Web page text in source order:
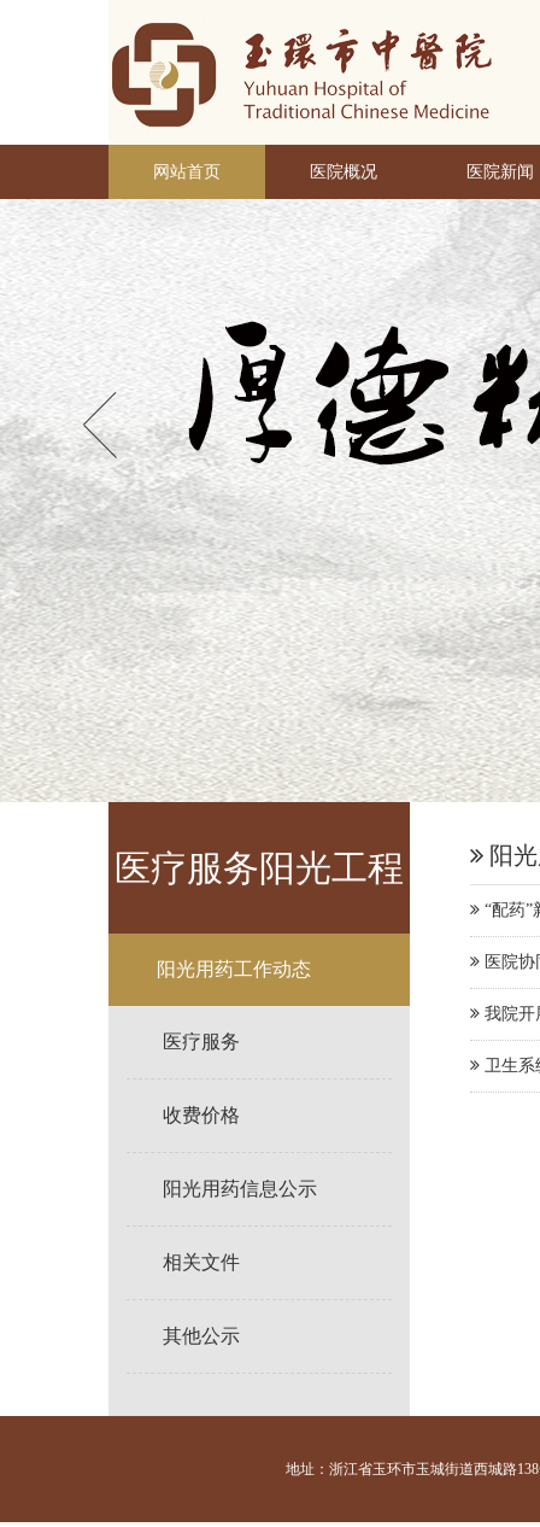
网站首页 医院概况 医院新闻
医疗服务阳光工程
阳光用药工作动态
医疗服务
收费价格
阳光用药信息公示
相关文件
其他公示
阳
“配药”
医院
我院开
卫生系
地址：浙江省玉环市玉城街道西城路